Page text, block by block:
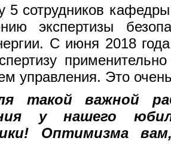
5 сотрудников
экспертизы
С июня 2018
управления. Это
такой важной
у нашего
Оптимизма